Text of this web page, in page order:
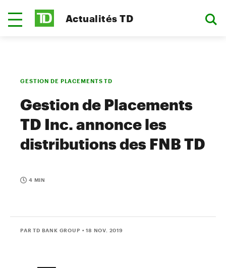
Actualités TD
GESTION DE PLACEMENTS TD
Gestion de Placements
TD Inc. annonce les
distributions des FNB TD
4 MIN
PAR TD BANK GROUP • 18 NOV. 2019